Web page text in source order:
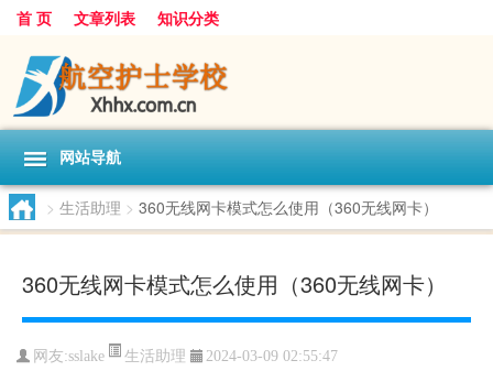
首 页 文章列表 知识分类
网站导航
> 生活助理 > 360无线网卡模式怎么使用（360无线网卡）
360无线网卡模式怎么使用（360无线网卡）
网友:sslake 生活助理 2024-03-09 02:55:47